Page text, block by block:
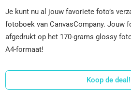
Je kunt nu al jouw favoriete foto’s
fotoboek van CanvasCompany. Jouw
afgedrukt op het 170-grams glossy
A4-formaat!
Koop de deal!